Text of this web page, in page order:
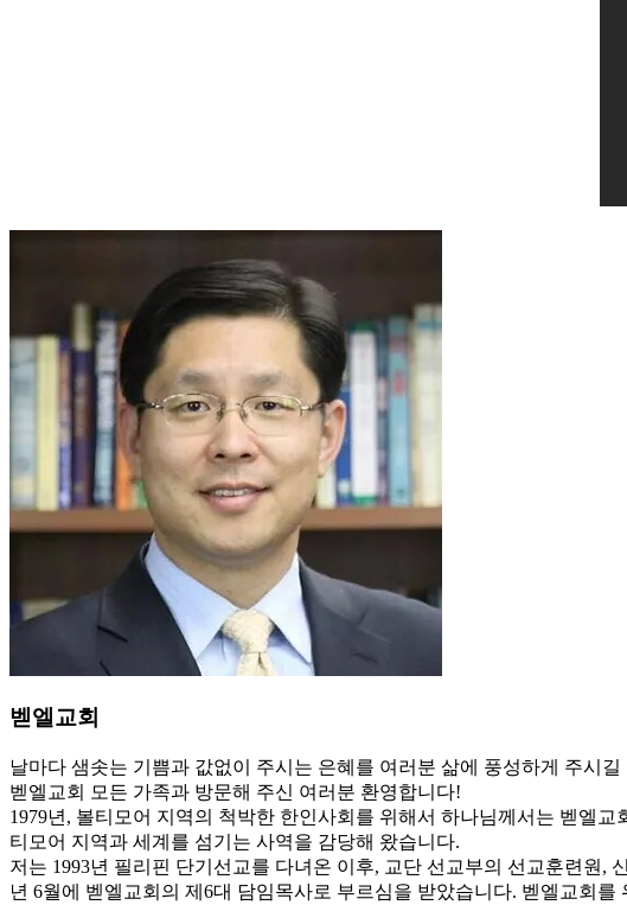
벧엘교회
날마다 샘솟는 기쁨과 값없이 주시는 은혜를 여러분 삶에 풍성하게 주시
벧엘교회 모든 가족과 방문해 주신 여러분 환영합니다!
1979년, 볼티모어 지역의 척박한 한인사회를 위해서 하나님께서는 벧엘
티모어 지역과 세계를 섬기는 사역을 감당해 왔습니다.
저는 1993년 필리핀 단기선교를 다녀온 이후, 교단 선교부의 선교훈련원,
년 6월에 벧엘교회의 제6대 담임목사로 부르심을 받았습니다. 벧엘교회